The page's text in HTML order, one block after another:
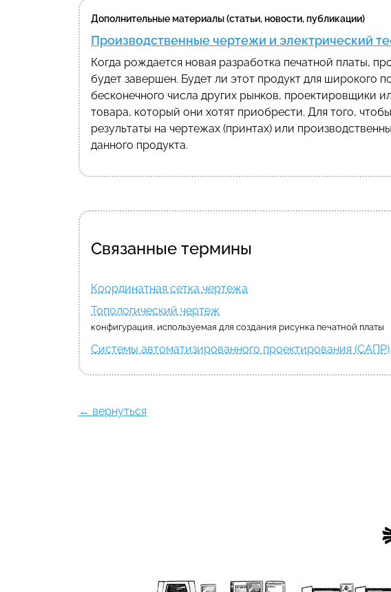
Дополнительные материалы (статьи, новости, публикации)
Производственные чертежи и электрический
Когда рождается новая разработка печатной платы,
будет завершен. Будет ли этот продукт для широкого
бесконечного числа других рынков, проектировщики
товара, который они хотят приобрести. Для того,
результаты на чертежах (принтах) или
данного продукта.
Связанные термины
Координатная сетка чертежа
Топологический чертеж
конфигурация, используемая для создания рисунка печатной платы
Системы автоматизированного проектирования (САПР)
← вернуться